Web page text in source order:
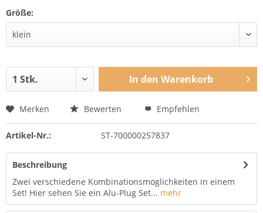
Größe:
In den Warenkorb
Merken Bewerten Empfehlen
Artikel-Nr.: ST-700000257837
Beschreibung
Zwei verschiedene Kombinationsmöglichkeiten in einem
Set! Hier sehen Sie ein Alu-Plug Set... mehr